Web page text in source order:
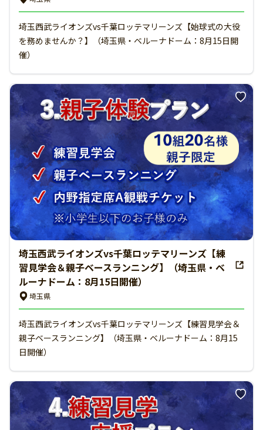
埼玉西武ライオンズvs千葉ロッテマリーンズ【始球式の大役
を務めませんか？】（埼玉県・ベルーナドーム：8月15日開
催）
埼玉西武ライオンズvs千葉ロッテマリーンズ【練
習見学会＆親子ベースランニング】（埼玉県・ベ
ルーナドーム：8月15日開催）
埼玉県
埼玉西武ライオンズvs千葉ロッテマリーンズ【練習見学会＆
親子ベースランニング】（埼玉県・ベルーナドーム：8月15
日開催）